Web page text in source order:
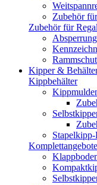
Zubehör
Zubehör für
Kipper &
Kippbehälter
Komplettangebote